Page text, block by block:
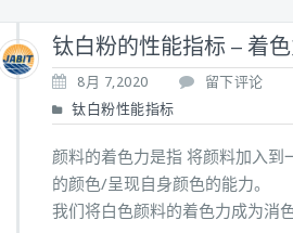
钛白粉的性能指标 – 着
8月 7,2020 留下评论
钛白粉性能指标
颜料的着色力是指 将颜料加入到
的颜色/呈现自身颜色的能力。
我们将白色颜料的着色力成为消色